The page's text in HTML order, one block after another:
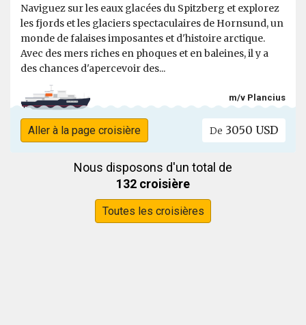
Naviguez sur les eaux glacées du Spitzberg et explorez
les fjords et les glaciers spectaculaires de Hornsund, un
monde de falaises imposantes et d'histoire arctique.
Avec des mers riches en phoques et en baleines, il y a
des chances d'apercevoir des...
m/v Plancius
Aller à la page croisière De 3050 USD
Nous disposons d'un total de
132 croisière
Toutes les croisières